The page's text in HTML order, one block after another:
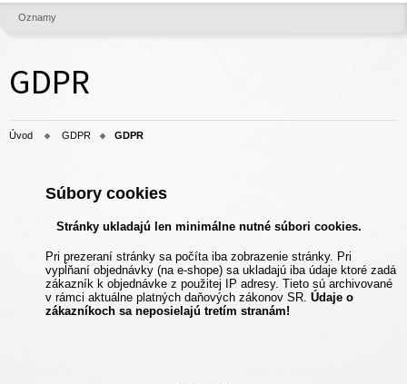
Oznamy
GDPR
Úvod GDPR GDPR
Súbory cookies
Stránky ukladajú len minimálne nutné súbori cookies.
Pri prezeraní stránky sa počíta iba zobrazenie stránky. Pri
vypĺňaní objednávky (na e-shope) sa ukladajú iba údaje ktoré zadá
zákazník k objednávke z použitej IP adresy. Tieto sú archivované
v rámci aktuálne platných daňových zákonov SR. Údaje o
zákazníkoch sa neposielajú tretím stranám!